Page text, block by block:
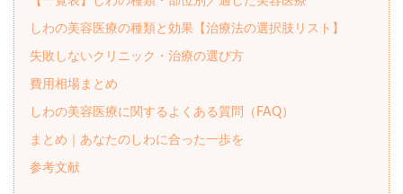
しわの美容医療の種類と効果【治療法の選択肢リスト】
失敗しないクリニック・治療の選び方
費用相場まとめ
しわの美容医療に関するよくある質問（FAQ）
まとめ｜あなたのしわに合った一歩を
参考文献